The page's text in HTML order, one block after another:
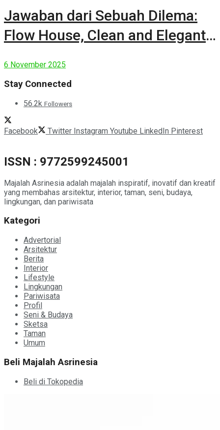
Jawaban dari Sebuah Dilema:
Flow House, Clean and Elegant
6 November 2025
Stay Connected
56.2k Followers
Facebook Twitter Instagram Youtube LinkedIn Pinterest
ISSN : 9772599245001
Majalah Asrinesia adalah majalah inspiratif, inovatif dan kreatif
yang membahas arsitektur, interior, taman, seni, budaya,
lingkungan, dan pariwisata
Kategori
Advertorial
Arsitektur
Berita
Interior
Lifestyle
Lingkungan
Pariwisata
Profil
Seni & Budaya
Sketsa
Taman
Umum
Beli Majalah Asrinesia
Beli di Tokopedia